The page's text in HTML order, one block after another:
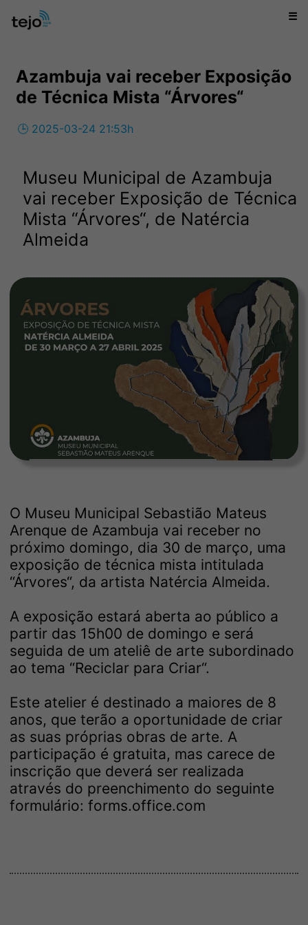
☰
Azambuja vai receber Exposição
de Técnica Mista “Árvores“
🕒 2025-03-24 21:53h
Museu Municipal de Azambuja
vai receber Exposição de Técnica
Mista “Árvores“, de Natércia
Almeida
O Museu Municipal Sebastião Mateus
Arenque de Azambuja vai receber no
próximo domingo, dia 30 de março, uma
exposição de técnica mista intitulada
“Árvores“, da artista Natércia Almeida.
A exposição estará aberta ao público a
partir das 15h00 de domingo e será
seguida de um ateliê de arte subordinado
ao tema “Reciclar para Criar“.
Este atelier é destinado a maiores de 8
anos, que terão a oportunidade de criar
as suas próprias obras de arte. A
participação é gratuita, mas carece de
inscrição que deverá ser realizada
através do preenchimento do seguinte
formulário: forms.office.com